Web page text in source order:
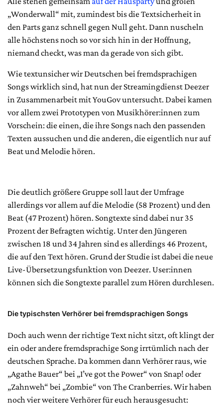
„Wonderwall“ mit, zumindest bis die Textsicherheit in
den Parts ganz schnell gegen Null geht. Dann nuscheln
alle höchstens noch so vor sich hin in der Hoffnung,
niemand checkt, was man da gerade von sich gibt.
Wie textunsicher wir Deutschen bei fremdsprachigen
Songs wirklich sind, hat nun der Streamingdienst Deezer
in Zusammenarbeit mit YouGov untersucht. Dabei kamen
vor allem zwei Prototypen von Musikhörer:innen zum
Vorschein: die einen, die ihre Songs nach den passenden
Texten aussuchen und die anderen, die eigentlich nur auf
Beat und Melodie hören.
Die deutlich größere Gruppe soll laut der Umfrage
allerdings vor allem auf die Melodie (58 Prozent) und den
Beat (47 Prozent) hören. Songtexte sind dabei nur 35
Prozent der Befragten wichtig. Unter den Jüngeren
zwischen 18 und 34 Jahren sind es allerdings 46 Prozent,
die auf den Text hören. Grund der Studie ist dabei die neue
Live-Übersetzungsfunktion von Deezer. User:innen
können sich die Songtexte parallel zum Hören durchlesen.
Die typischsten Verhörer bei fremdsprachigen Songs
Doch auch wenn der richtige Text nicht sitzt, oft klingt der
ein oder andere fremdsprachige Song irrtümlich nach der
deutschen Sprache. Da kommen dann Verhörer raus, wie
„Agathe Bauer“ bei „I’ve got the Power“ von Snap! oder
„Zahnweh“ bei „Zombie“ von The Cranberries. Wir haben
noch vier weitere Verhörer für euch herausgesucht: